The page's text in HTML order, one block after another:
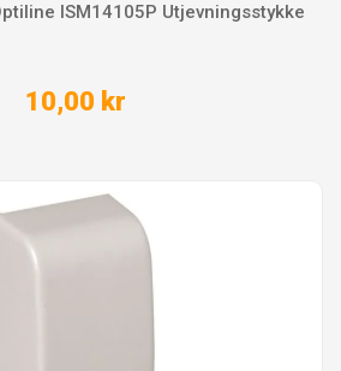
ISM14105P Utjevningsstykke
10,00 kr